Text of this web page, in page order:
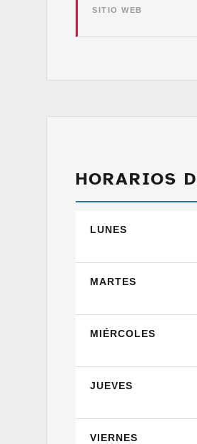
SITIO WEB
HORARIOS
LUNES
MARTES
MIÉRCOLES
JUEVES
VIERNES